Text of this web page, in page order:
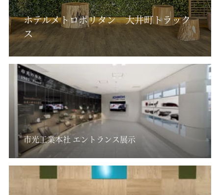
ホテルメトロポリタン 大井町トラック
ス
市光工業本社 エントランス展示